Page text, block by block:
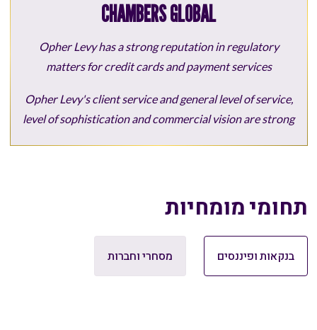
CHAMBERS GLOBAL
Opher Levy has a strong reputation in regulatory
matters for credit cards and payment services
Opher Levy's client service and general level of service,
level of sophistication and commercial vision are strong
תחומי מומחיות
בנקאות ופיננסים מסחרי וחברות